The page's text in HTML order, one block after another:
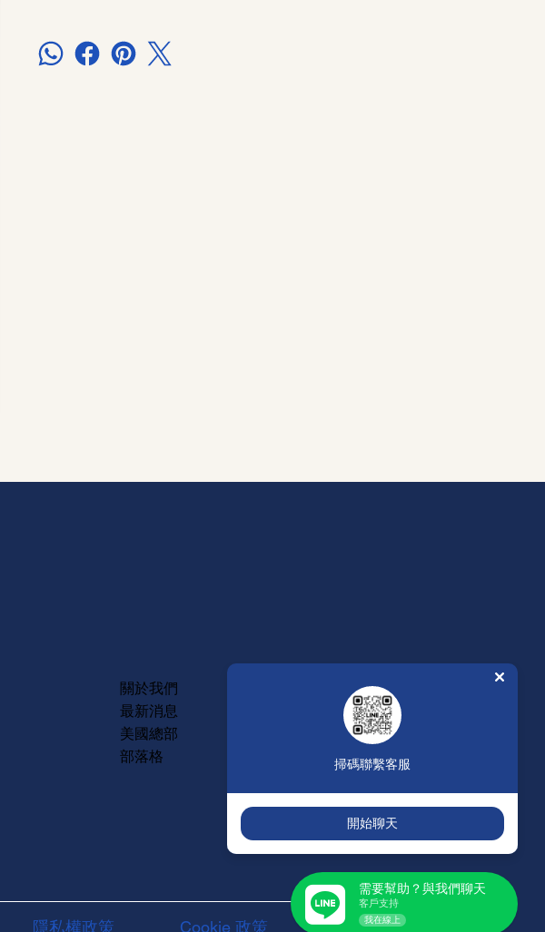
關於我們
最新消息
美國總部
部落格
維修保固
年度型錄
人才招募
隱私權政策 Cookie 政策 服務聲明條款
掃碼聯繫客服
開始聊天
需要幫助？與我們聊天
客戶支持
我在線上